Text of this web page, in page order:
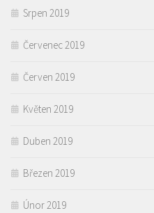
Srpen 2019
Červenec 2019
Červen 2019
Květen 2019
Duben 2019
Březen 2019
Únor 2019